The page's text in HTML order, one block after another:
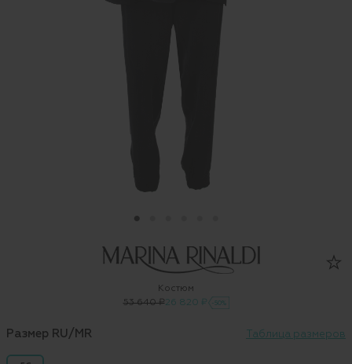
Костюм
53 640 ₽26 820 ₽ -50%
Размер RU/MR Таблица размеров